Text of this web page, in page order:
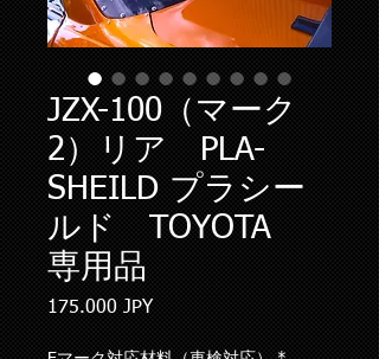
JZX-100（マーク
2）リア PLA-
SHEILD プラシー
ルド TOYOTA
専用品
175.000 JPYPrecio